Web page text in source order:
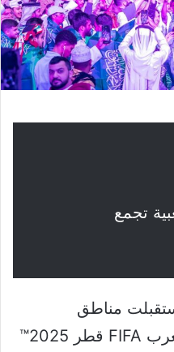
تجمع
مناطق
المشجعين لبطولة كأس العرب FIFA قطر 2025™️